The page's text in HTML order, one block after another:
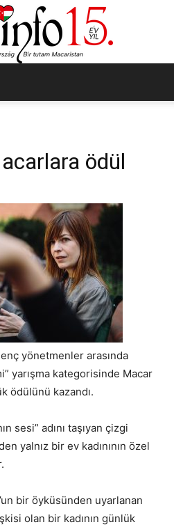
ödül
yönetmenler arasında
yarışma kategorisinde Macar
ödülünü kazandı.
sesi” adını taşıyan çizgi
yalnız bir ev kadınının özel
bir öyküsünden uyarlanan
olan bir kadının günlük